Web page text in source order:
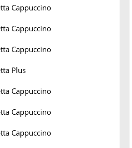
Cappuccino
Cappuccino
Cappuccino
Plus
Cappuccino
Cappuccino
Cappuccino